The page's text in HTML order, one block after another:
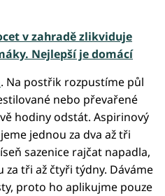
v zahradě zlikviduje
Nejlepší je domácí
. Na postřik rozpustíme půl
nebo převařené
hodiny odstát. Aspirinový
jednou za dva až tři
sazenice rajčat napadla,
za tři až čtyři týdny. Dáváme
proto ho aplikujme pouze